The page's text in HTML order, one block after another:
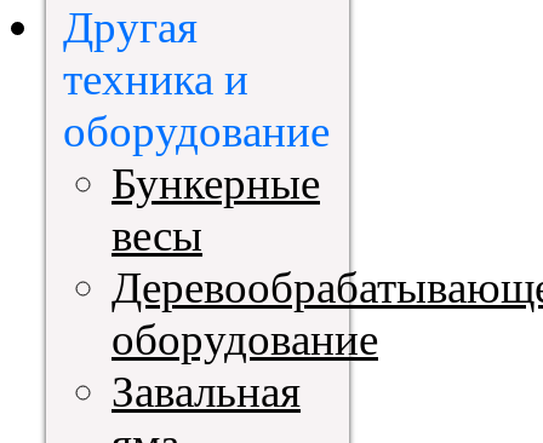
Другая
техника и
оборудование
Бункерные
весы
оборудование
Завальная